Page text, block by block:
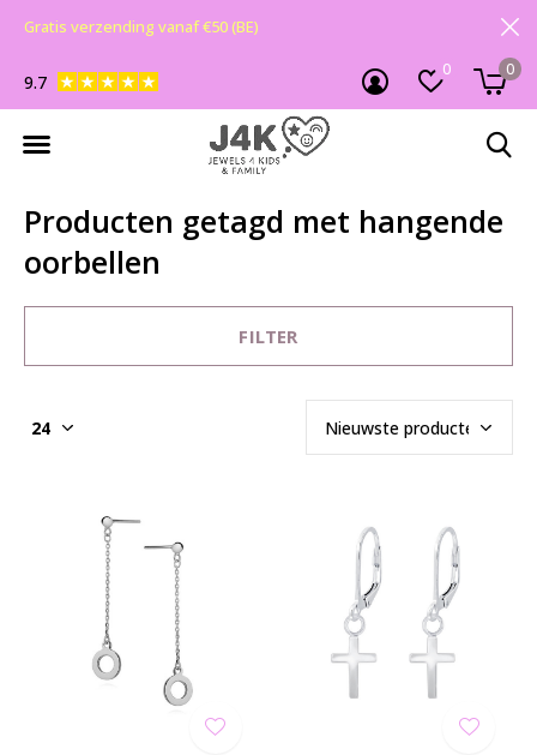
0 0
9.7
Gratis verzending vanaf €50 (BE)
Producten getagd met hangende
oorbellen
FILTER